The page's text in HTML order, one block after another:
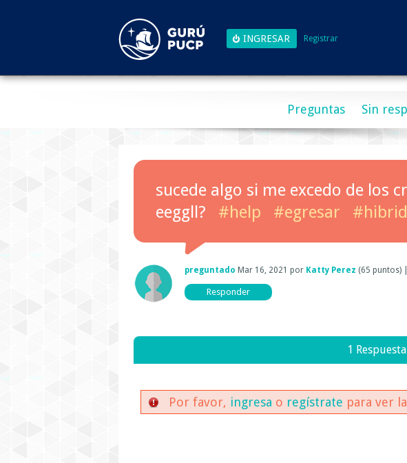
Registrar
Preguntas Sin
sucede algo si me excedo de los
eeggll?
#help #egresar
preguntado Mar 16, 2021 por Katty Perez (65 puntos)
1 Respuesta
Por favor, ingresa o regístrate para ver